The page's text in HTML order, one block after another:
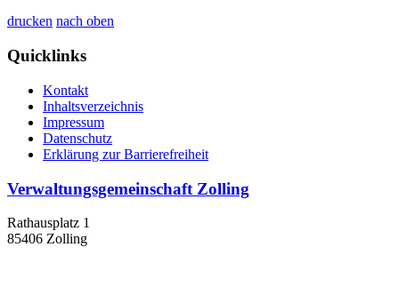
drucken nach oben
Quicklinks
Kontakt
Inhaltsverzeichnis
Impressum
Datenschutz
Erklärung zur Barrierefreiheit
Verwaltungsgemeinschaft Zolling
Rathausplatz 1
85406 Zolling